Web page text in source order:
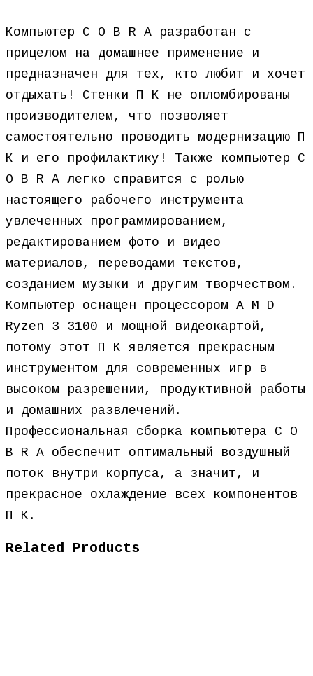
Компьютер C O B R A разработан с
прицелом на домашнее применение и
предназначен для тех, кто любит и хочет
отдыхать! Стенки П К не опломбированы
производителем, что позволяет
самостоятельно проводить модернизацию П
К и его профилактику! Также компьютер C
O B R A легко справится с ролью
настоящего рабочего инструмента
увлеченных программированием,
редактированием фото и видео
материалов, переводами текстов,
созданием музыки и другим творчеством.
Компьютер оснащен процессором A M D
Ryzen 3 3100 и мощной видеокартой,
потому этот П К является прекрасным
инструментом для современных игр в
высоком разрешении, продуктивной работы
и домашних развлечений.
Профессиональная сборка компьютера C O
B R A обеспечит оптимальный воздушный
поток внутри корпуса, а значит, и
прекрасное охлаждение всех компонентов
П К.
Related Products